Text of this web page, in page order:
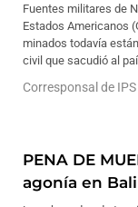
Fuentes militares de
Estados Americanos
minados todavía
civil que sacudió al
Corresponsal de IPS
PENA DE
agonía en Bali